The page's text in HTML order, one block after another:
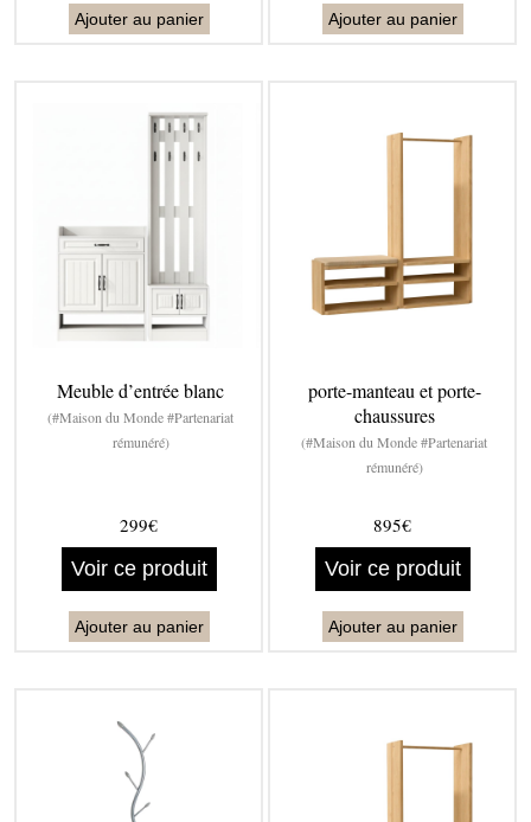
Ajouter au panier Ajouter au panier
Meuble d’entrée blanc
(#Maison du Monde #Partenariat
rémunéré)
299€
Voir ce produit
Ajouter au panier
porte-manteau et porte-
chaussures
(#Maison du Monde #Partenariat
rémunéré)
895€
Voir ce produit
Ajouter au panier